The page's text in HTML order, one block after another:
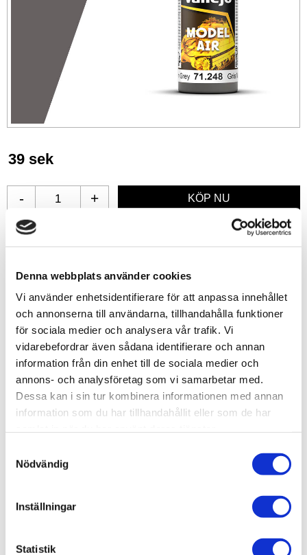
Denna webbplats använder cookies
Vi använder enhetsidentifierare för att anpassa innehållet
och annonserna till användarna, tillhandahålla funktioner
för sociala medier och analysera vår trafik. Vi
vidarebefordrar även sådana identifierare och annan
information från din enhet till de sociala medier och
annons- och analysföretag som vi samarbetar med.
Dessa kan i sin tur kombinera informationen med annan
information som du har tillhandahållit eller som de har
Nödvändig
Inställningar
Statistik
39 sek
+
-
Lagerstatus
Leveranstid
skickas från oss inom 0-1 vardagar
Allmänt
Vallejo Model Air – Matt akrylfärg för airbrush (18 ml)
är en vattenbaserad färgserie särskilt utvecklad för
airbrushmålning av modeller. Serien erbjuder ett brett
utbud av historiskt korrekta militärkulörer från första och
Optimerad för airbrush